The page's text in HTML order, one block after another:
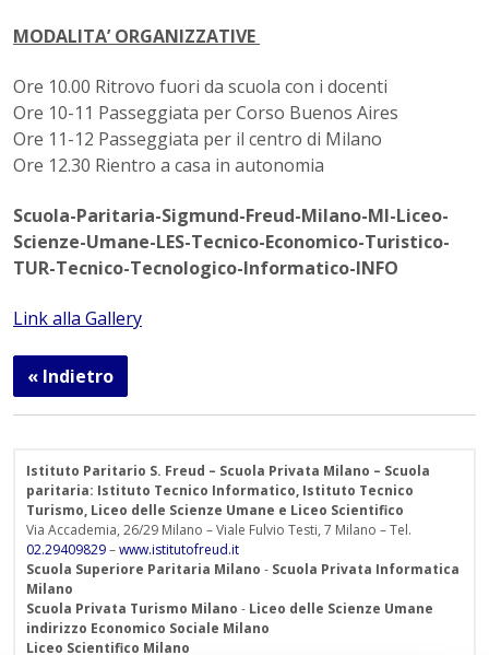
MODALITA’ ORGANIZZATIVE
Ore 10.00 Ritrovo fuori da scuola con i docenti
Ore 10-11 Passeggiata per Corso Buenos Aires
Ore 11-12 Passeggiata per il centro di Milano
Ore 12.30 Rientro a casa in autonomia
Scuola-Paritaria-Sigmund-Freud-Milano-MI-Liceo-
Scienze-Umane-LES-Tecnico-Economico-Turistico-
TUR-Tecnico-Tecnologico-Informatico-INFO
Link alla Gallery
« Indietro
Istituto Paritario S. Freud – Scuola Privata Milano – Scuola
paritaria: Istituto Tecnico Informatico, Istituto Tecnico
Turismo, Liceo delle Scienze Umane e Liceo Scientifico
Via Accademia, 26/29 Milano – Viale Fulvio Testi, 7 Milano – Tel.
02.29409829–www.istitutofreud.it
Scuola Superiore Paritaria Milano - Scuola Privata Informatica
Milano
Scuola Privata Turismo Milano - Liceo delle Scienze Umane
indirizzo Economico Sociale Milano
Liceo Scientifico Milano